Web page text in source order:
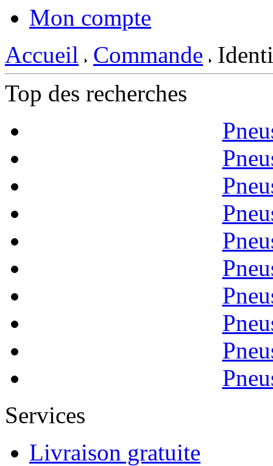
Mon compte
Accueil
Commande
Top des recherches
Services
Livraison gratuite